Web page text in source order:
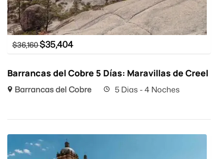
$36,160$35,404
Barrancas del Cobre 5 Días: Maravillas de Creel
Barrancas del Cobre 5 Dias - 4 Noches